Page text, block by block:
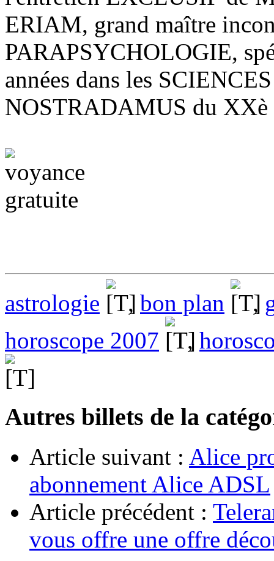
ERIAM, grand maître
PARAPSYCHOLOGIE,
années dans les
NOSTRADAMUS du
astrologie ,bon plan ,
horoscope 2007
,
Autres billets de la
Article suivant : Alice
abonnement Alice ADSL
Article précédent :
vous offre une offre